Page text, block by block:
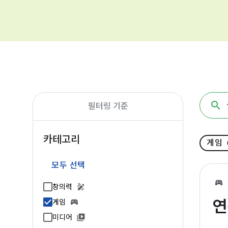
필터링 기준
카테고리
모두 선택
창의력
게임
미디어
게임